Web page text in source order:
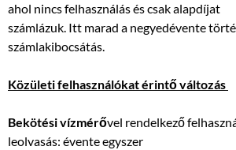
ahol nincs felhasználás és csak alapdíjat
számlázuk. Itt marad a negyedévente
számlakibocsátás.
Közületi felhasználókat érintő változás
Bekötési vízmérővel rendelkező
leolvasás: évente